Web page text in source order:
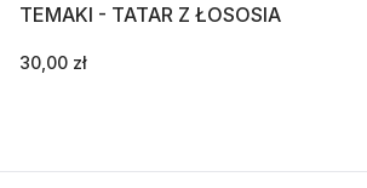
TEMAKI - TATAR Z ŁOSOSIA
30,00 zł